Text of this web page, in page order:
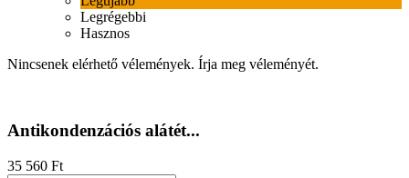
Legrégebbi
Hasznos
Nincsenek elérhető vélemények. Írja meg véleményét.
Antikondenzációs alátét...
35 560 Ft